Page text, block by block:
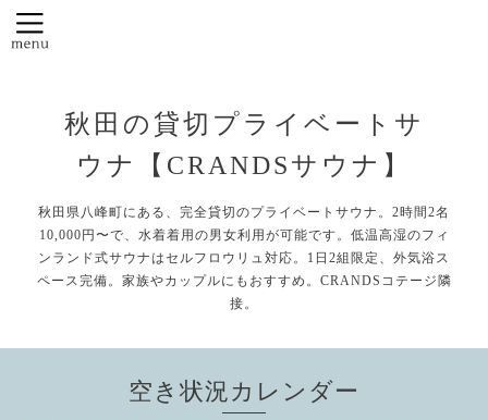
秋田の貸切プライベートサ
ウナ【CRANDSサウナ】
秋田県八峰町にある、完全貸切のプライベートサウナ。2時間2名
10,000円〜で、水着着用の男女利用が可能です。低温高湿のフィ
ンランド式サウナはセルフロウリュ対応。1日2組限定、外気浴ス
ペース完備。家族やカップルにもおすすめ。CRANDSコテージ隣
接。
空き状況カレンダー